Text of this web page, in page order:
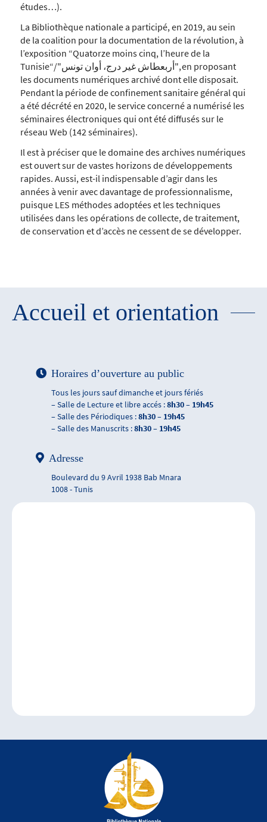
études…).
La Bibliothèque nationale a participé, en 2019, au sein
de la coalition pour la documentation de la révolution, à
l’exposition “Quatorze moins cinq, l’heure de la
Tunisie“/"أربعطاش غير درج، أوان تونس", en proposant
les documents numériques archivé dont elle disposait.
Pendant la période de confinement sanitaire général qui
a été décrété en 2020, le service concerné a numérisé les
séminaires électroniques qui ont été diffusés sur le
réseau Web (142 séminaires).
Il est à préciser que le domaine des archives numériques
est ouvert sur de vastes horizons de développements
rapides. Aussi, est-il indispensable d’agir dans les
années à venir avec davantage de professionnalisme,
puisque LES méthodes adoptées et les techniques
utilisées dans les opérations de collecte, de traitement,
de conservation et d’accès ne cessent de se développer.
Accueil et orientation
Horaires d’ouverture au public
Tous les jours sauf dimanche et jours fériés
– Salle de Lecture et libre accés :8h30 – 19h45
– Salle des Périodiques :8h30 – 19h45
– Salle des Manuscrits :8h30 – 19h45
Adresse
Boulevard du 9 Avril 1938 Bab Mnara
1008 - Tunis